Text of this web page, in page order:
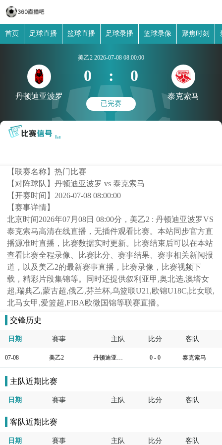
首页 足球直播 篮球直播 足球录播 篮球录像 聚焦时刻
丹顿迪亚波罗
美乙2 2026-07-08 08:00:00
0 : 0
已完赛
泰克索马
【联赛名称】热门比赛
【对阵球队】丹顿迪亚波罗 vs 泰克索马
【开赛时间】 2026-07-08 08:00:00
【赛事详情】
北京时间2026年07月08日 08:00分，美乙2 : 丹顿迪亚波罗VS
泰克索马高清在线直播，无插件观看比赛。本站同步官方直
播源准时直播，比赛数据实时更新。比赛结束后可以在本站
查看比赛全程录像、比赛比分、赛事结果、赛事相关新闻报
道，以及美乙2的最新赛事直播，比赛录像，比赛视频下
载，精彩片段集锦等。同时还提供叙利亚甲,奥北选,澳塔女
超,瑞典乙,蒙古超,俄乙,芬兰杯,乌篮联U21,欧锦U18C,比女联,
北马女甲,爱篮超,FIBA欧微国锦等联赛直播。
交锋历史
日期 賽事 主队 比分 客队
07-08 美乙2 丹顿迪亚波罗 0 - 0 泰克索马
主队近期比赛
日期 賽事 主队 比分 客队
客队近期比赛
日期 賽事 主队 比分 客队